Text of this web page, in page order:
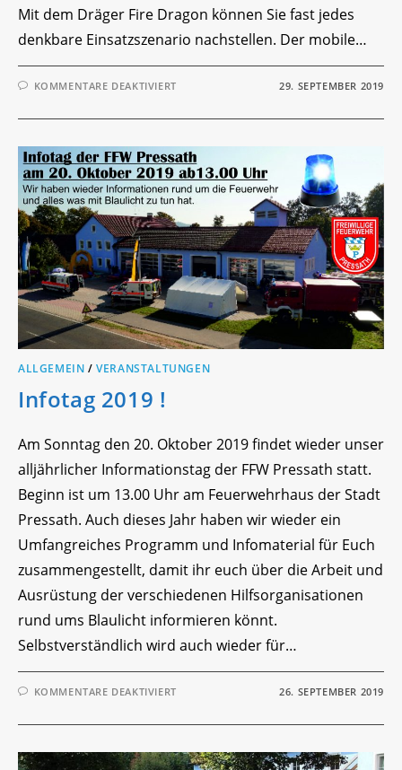
Mit dem Dräger Fire Dragon können Sie fast jedes
denkbare Einsatzszenario nachstellen. Der mobile…
KOMMENTARE DEAKTIVIERTFÜR
BRANDBEKÄMPFUNG
29. SEPTEMBER 2019
ALLGEMEIN /VERANSTALTUNGEN
Infotag 2019 !
Am Sonntag den 20. Oktober 2019 findet wieder unser
alljährlicher Informationstag der FFW Pressath statt.
Beginn ist um 13.00 Uhr am Feuerwehrhaus der Stadt
Pressath. Auch dieses Jahr haben wir wieder ein
Umfangreiches Programm und Infomaterial für Euch
zusammengestellt, damit ihr euch über die Arbeit und
Ausrüstung der verschiedenen Hilfsorganisationen
rund ums Blaulicht informieren könnt.
Selbstverständlich wird auch wieder für…
KOMMENTARE DEAKTIVIERTFÜR
!
26. SEPTEMBER 2019